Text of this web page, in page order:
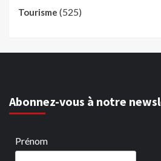
Tourisme (525)
Abonnez-vous à notre
Prénom